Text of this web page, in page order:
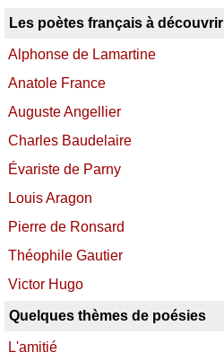
Les poètes français à découvrir
Alphonse de Lamartine
Anatole France
Auguste Angellier
Charles Baudelaire
Évariste de Parny
Louis Aragon
Pierre de Ronsard
Théophile Gautier
Victor Hugo
Quelques thèmes de poésies
L'amitié